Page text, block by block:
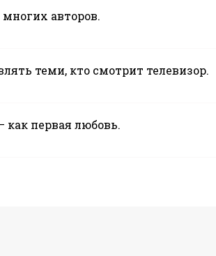
авторов.
теми, кто смотрит телевизор.
как первая любовь.